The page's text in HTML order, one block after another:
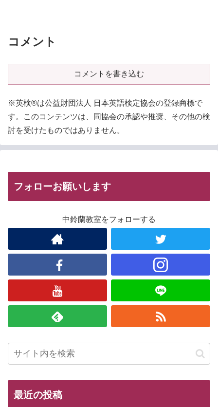
コメント
コメントを書き込む
※英検®は公益財団法人 日本英語検定協会の登録商標で
す。このコンテンツは、同協会の承認や推奨、その他の検
討を受けたものではありません。
フォローお願いします
中鈴蘭教室をフォローする
最近の投稿